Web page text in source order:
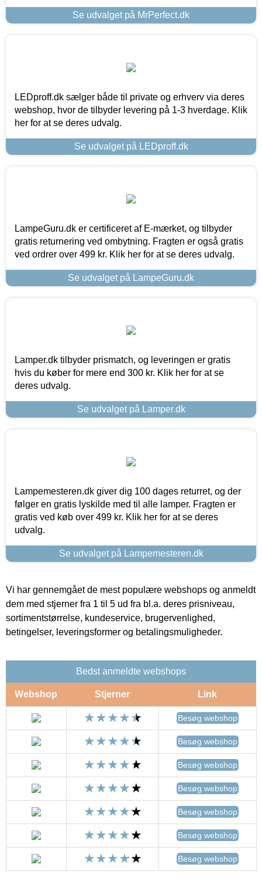
Se udvalget på MrPerfect.dk
LEDproff.dk sælger både til private og erhverv via deres
webshop, hvor de tilbyder levering på 1-3 hverdage. Klik
her for at se deres udvalg.
Se udvalget på LEDproff.dk
LampeGuru.dk er certificeret af E-mærket, og tilbyder
gratis returnering ved ombytning. Fragten er også gratis
ved ordrer over 499 kr. Klik her for at se deres udvalg.
Se udvalget på LampeGuru.dk
Lamper.dk tilbyder prismatch, og leveringen er gratis
hvis du køber for mere end 300 kr. Klik her for at se
deres udvalg.
Se udvalget på Lamper.dk
Lampemesteren.dk giver dig 100 dages returret, og der
følger en gratis lyskilde med til alle lamper. Fragten er
gratis ved køb over 499 kr. Klik her for at se deres
udvalg.
Se udvalget på Lampemesteren.dk
Vi har gennemgået de mest populære webshops og anmeldt
dem med stjerner fra 1 til 5 ud fra bl.a. deres prisniveau,
sortimentstørrelse, kundeservice, brugervenlighed,
betingelser, leveringsformer og betalingsmuligheder.
Bedst anmeldte webshops
Webshop Stjerner Link
Besøg webshop
Besøg webshop
Besøg webshop
Besøg webshop
Besøg webshop
Besøg webshop
Besøg webshop